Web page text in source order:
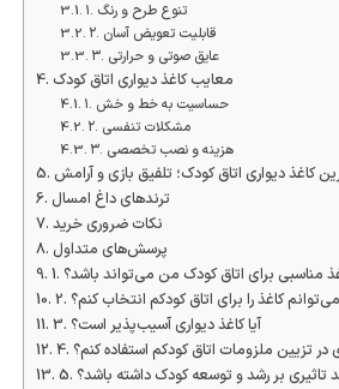
۱. تنوع طرح و رنگ
۲. قابلیت تعویض آسان
۳. عایق صوتی و حرارتی
معایب کاغذ دیواری اتاق کودک
۱. حساسیت به خط و خش
۲. مشکلات تنفسی
۳. هزینه و نصب تخصصی
کاغذ دیواری اتاق کودک؛ تلفیق بازی و آرامش
ترندهای داغ امسال
نکات ضروری خرید
پرسش‌های متداول
کاغذ مناسبی برای اتاق کودک من می‌تواند باشد؟
می‌توانم کاغذ را برای اتاق کودکم انتخاب کنم؟
3. آیا کاغذ دیواری آسیب‌پذیر است؟
در تزیین ملزومات اتاق کودکم استفاده کنم؟
تاثیری بر رشد و توسعه کودک داشته باشد؟